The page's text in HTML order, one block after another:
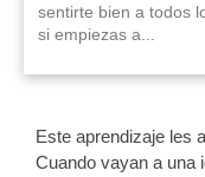
sentirte bien a todos
si empiezas a...
Este aprendizaje les
Cuando vayan a una